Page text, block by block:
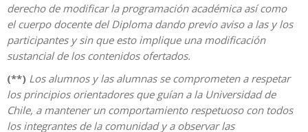
derecho de modificar la programación académica así como
el cuerpo docente del Diploma dando previo aviso a las y los
participantes y sin que esto implique una modificación
sustancial de los contenidos ofertados.
(**) Los alumnos y las alumnas se comprometen a respetar
los principios orientadores que guían a la Universidad de
Chile, a mantener un comportamiento respetuoso con todos
los integrantes de la comunidad y a observar las